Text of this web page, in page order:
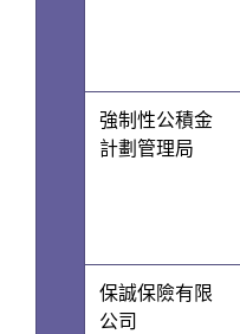
強制性公積金
計劃管理局
保誠保險有限
公司